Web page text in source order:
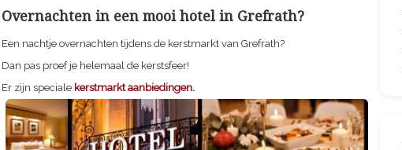
Overnachten in een mooi hotel in Grefrath?
Een nachtje overnachten tijdens de kerstmarkt van Grefrath?
Dan pas proef je helemaal de kerstsfeer!
Er zijn speciale kerstmarkt aanbiedingen.